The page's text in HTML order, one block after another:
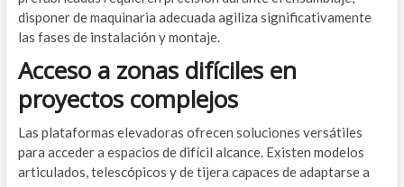
disponer de maquinaria adecuada agiliza significativamente
las fases de instalación y montaje.
Acceso a zonas difíciles en
proyectos complejos
Las plataformas elevadoras ofrecen soluciones versátiles
para acceder a espacios de difícil alcance. Existen modelos
articulados, telescópicos y de tijera capaces de adaptarse a